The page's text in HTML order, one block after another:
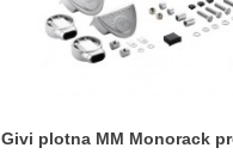
Givi plotna MM Monorack